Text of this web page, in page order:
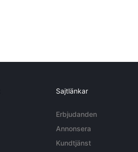
Sajtlänkar
Erbjudanden
Annonsera
Kundtjänst